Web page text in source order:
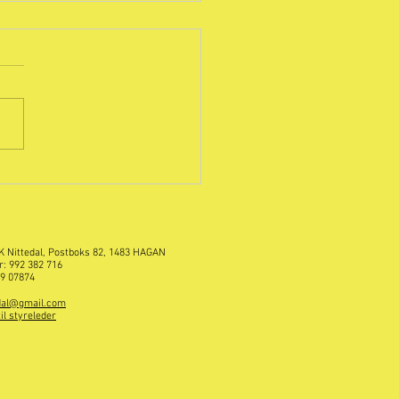
Nittedal, Postboks 82, 1483 HAGAN
992 382 716
07874
styreleder